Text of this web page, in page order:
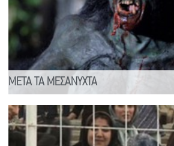
ΜΕΤΑ ΤΑ ΜΕΣΑΝΥΧΤΑ